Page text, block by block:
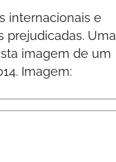
internacionais e
prejudicadas. Uma
imagem de um
Imagem: